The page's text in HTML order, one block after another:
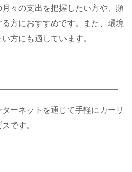
々の支出を把握したい方や、頻
方におすすめです。また、環境
方にも適しています。
ーネットを通じて手軽にカーリ
です。